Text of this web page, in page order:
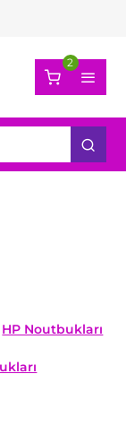
2
HP Noutbukları